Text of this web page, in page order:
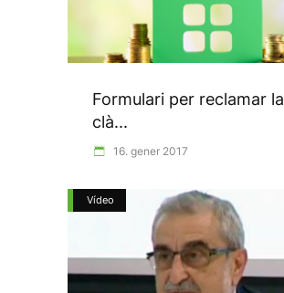
Formulari per reclamar la
clà...
16. gener 2017
Vídeo